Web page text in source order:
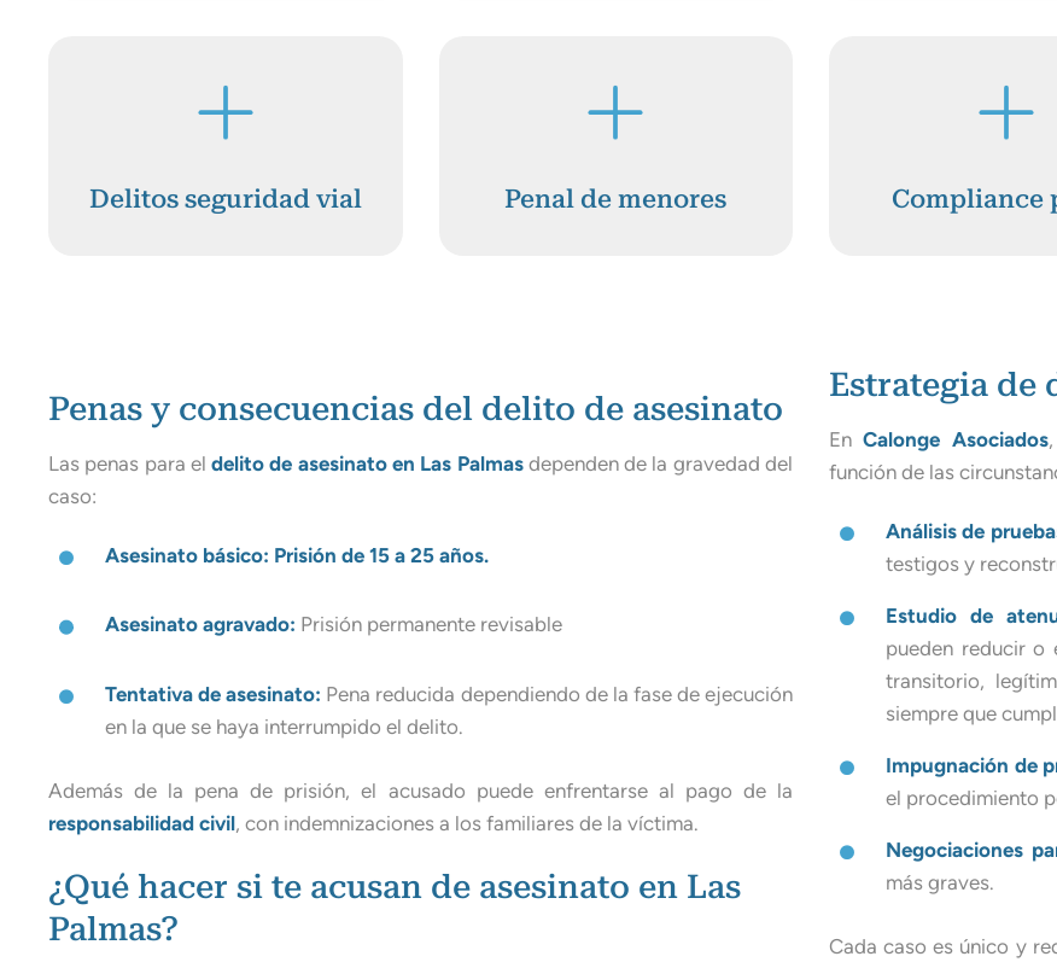
Delitos seguridad vial Penal de menores Compliance
Penas y consecuencias del delito de asesinato
Las penas para eldelito de asesinato en Las Palmasdependen de la gravedad del
caso:
Asesinato básico: Prisión de 15 a 25 años.
Asesinato agravado: Prisión permanente revisable
Tentativa de asesinato: Pena reducida dependiendo de la fase de ejecución
en la que se haya interrumpido el delito.
Además de la pena de prisión, el acusado puede enfrentarse al pago de la
responsabilidad civil, con indemnizaciones a los familiares de la víctima.
¿Qué hacer si te acusan de asesinato en Las
Palmas?
Estrategia de
EnCalonge Asociados
función de las
Análisis de
testigos y
Estudio de
pueden reducir o
transitorio,
siempre que
Impugnación de
el procedimiento
Negociaciones
más graves.
Cada caso es único y